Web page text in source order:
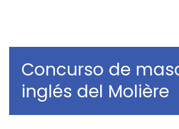
Concurso de
inglés del Molière